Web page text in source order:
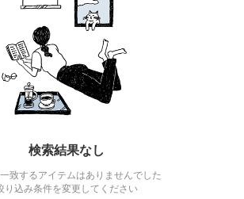
検索結果なし
致するアイテムはありませんでした
り込み条件を変更してください